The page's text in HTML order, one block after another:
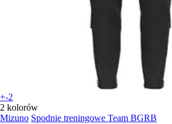
+-2
2 kolorów
Mizuno Spodnie treningowe Team BGRB